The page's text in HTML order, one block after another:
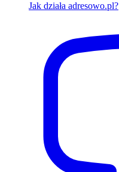
Jak działa adresowo.pl?